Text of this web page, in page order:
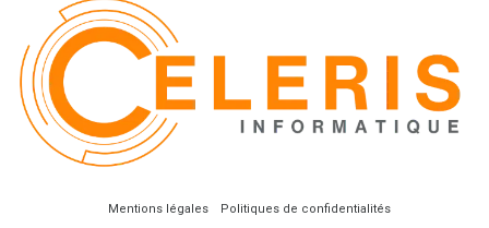
Mentions​ légales Politiques de confidentialités